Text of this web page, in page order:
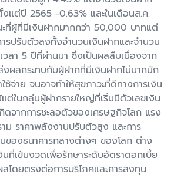
แต่ปี 2565 -0.63% และในเดือนส.ค.
ที่ผู้ที่มีเงินฝากมากกว่า 50,000 บาทแต่
รปรับตัวลงทั้งจำนวนเงินฝากและจำนวน
วลา 5 ปีที่ผ่านมา ซึ่งเป็นผลสืบเนื่องจาก
ผลกระทบกับผู้ฝากที่มีเงินฝากไม่มากนัก
จ่าย จนอาจทำให้สุขภาวะที่ดีทางการเงิน
ในกลุ่มผู้ฝากรายใหญ่ที่เริ่มมีตัวเลขเงิน
จากการชะลอตัวของเศรษฐกิจโลก แรง
ม ราคาพลังงานปรับตัวสูง และการ
นของธนาคารกลางต่างๆ ของโลก ต่าง
นที่เข้มงวดเพื่อรักษาระดับอัตราดอกเบี้ย
โดยตรงต่อการบริโภคและการลงทุน